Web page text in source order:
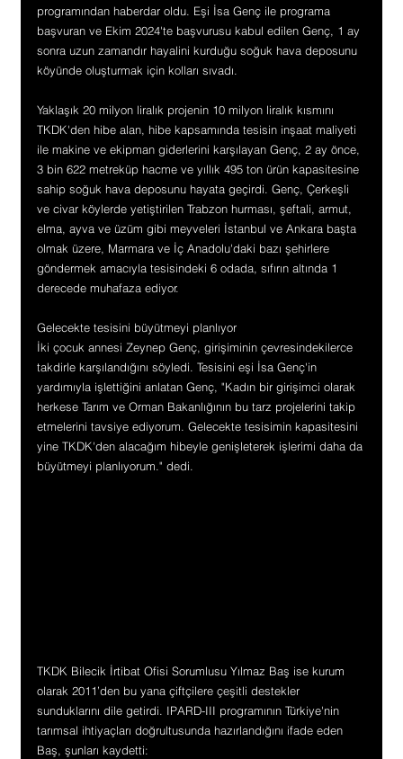
programından haberdar oldu. Eşi İsa Genç ile programa
başvuran ve Ekim 2024'te başvurusu kabul edilen Genç, 1 ay
sonra uzun zamandır hayalini kurduğu soğuk hava deposunu
köyünde oluşturmak için kolları sıvadı.
Yaklaşık 20 milyon liralık projenin 10 milyon liralık kısmını
TKDK'den hibe alan, hibe kapsamında tesisin inşaat maliyeti
ile makine ve ekipman giderlerini karşılayan Genç, 2 ay önce,
3 bin 622 metreküp hacme ve yıllık 495 ton ürün kapasitesine
sahip soğuk hava deposunu hayata geçirdi. Genç, Çerkeşli
ve civar köylerde yetiştirilen Trabzon hurması, şeftali, armut,
elma, ayva ve üzüm gibi meyveleri İstanbul ve Ankara başta
olmak üzere, Marmara ve İç Anadolu'daki bazı şehirlere
göndermek amacıyla tesisindeki 6 odada, sıfırın altında 1
derecede muhafaza ediyor.
Gelecekte tesisini büyütmeyi planlıyor
İki çocuk annesi Zeynep Genç, girişiminin çevresindekilerce
takdirle karşılandığını söyledi. Tesisini eşi İsa Genç'in
yardımıyla işlettiğini anlatan Genç, "Kadın bir girişimci olarak
herkese Tarım ve Orman Bakanlığının bu tarz projelerini takip
etmelerini tavsiye ediyorum. Gelecekte tesisimin kapasitesini
yine TKDK'den alacağım hibeyle genişleterek işlerimi daha da
büyütmeyi planlıyorum." dedi.
TKDK Bilecik İrtibat Ofisi Sorumlusu Yılmaz Baş ise kurum
olarak 2011’den bu yana çiftçilere çeşitli destekler
sunduklarını dile getirdi. IPARD-III programının Türkiye'nin
tarımsal ihtiyaçları doğrultusunda hazırlandığını ifade eden
Baş, şunları kaydetti: